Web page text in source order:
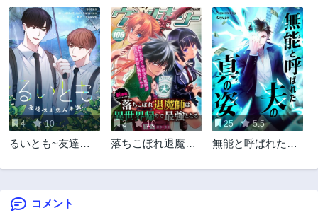
49話
3年前
48話
3年前
47話
3年前
46話
3年前
45話
3年前
44話
3年前
43話
3年前
42話
3年前
41話 40話
39話
4 10
るいとも~友達以
3 10
落ちこぼれ退魔師
強となる
25 5.5
無能と呼ばれた夫
コメント